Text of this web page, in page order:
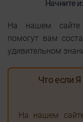
Начните
На нашем сайте
помогут вам
удивительном
Что если
На нашем